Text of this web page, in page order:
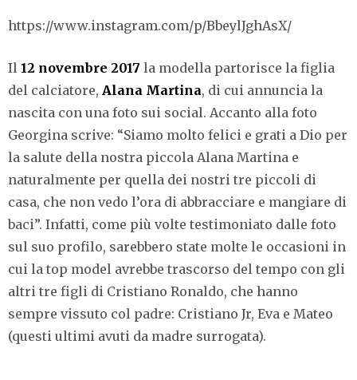
https://www.instagram.com/p/BbeylJghAsX/
Il 12 novembre 2017 la modella partorisce la figlia
del calciatore, Alana Martina, di cui annuncia la
nascita con una foto sui social. Accanto alla foto
Georgina scrive: “Siamo molto felici e grati a Dio per
la salute della nostra piccola Alana Martina e
naturalmente per quella dei nostri tre piccoli di
casa, che non vedo l’ora di abbracciare e mangiare di
baci”. Infatti, come più volte testimoniato dalle foto
sul suo profilo, sarebbero state molte le occasioni in
cui la top model avrebbe trascorso del tempo con gli
altri tre figli di Cristiano Ronaldo, che hanno
sempre vissuto col padre: Cristiano Jr, Eva e Mateo
(questi ultimi avuti da madre surrogata).